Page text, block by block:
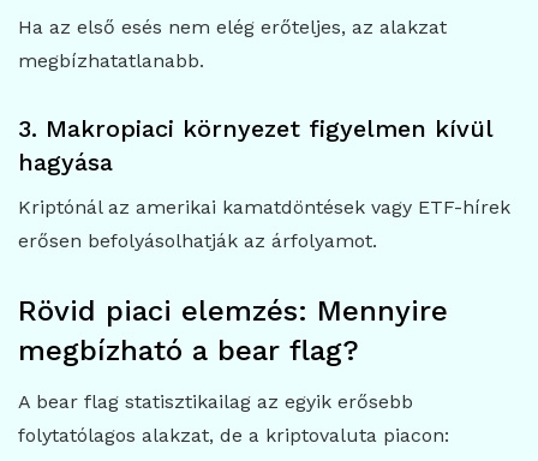
Ha az első esés nem elég erőteljes, az alakzat
megbízhatatlanabb.
3. Makropiaci környezet figyelmen kívül
hagyása
Kriptónál az amerikai kamatdöntések vagy ETF-hírek
erősen befolyásolhatják az árfolyamot.
Rövid piaci elemzés: Mennyire
megbízható a bear flag?
A bear flag statisztikailag az egyik erősebb
folytatólagos alakzat, de a kriptovaluta piacon: